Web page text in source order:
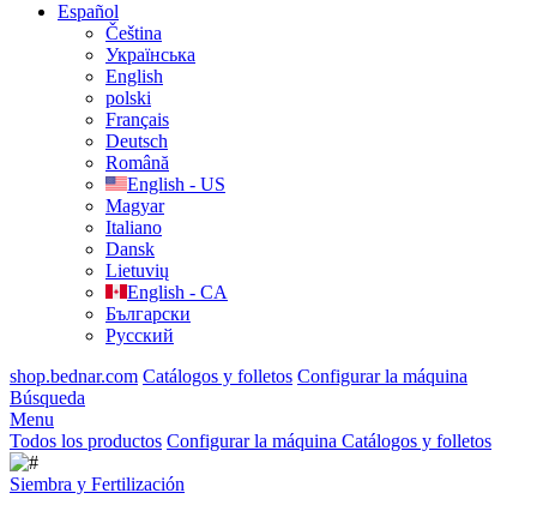
Español
Čeština
Українська
English
polski
Français
Deutsch
Română
English - US
Magyar
Italiano
Dansk
Lietuvių
English - CA
Български
Русский
shop.bednar.com Catálogos y folletos Configurar la máquina
Búsqueda
Menu
Todos los productos Configurar la máquina Catálogos y folletos
Siembra y Fertilización